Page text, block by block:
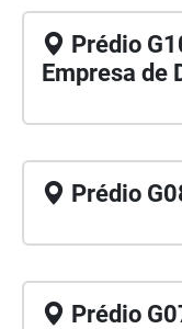
Prédio
Empresa de
Prédio
Prédio